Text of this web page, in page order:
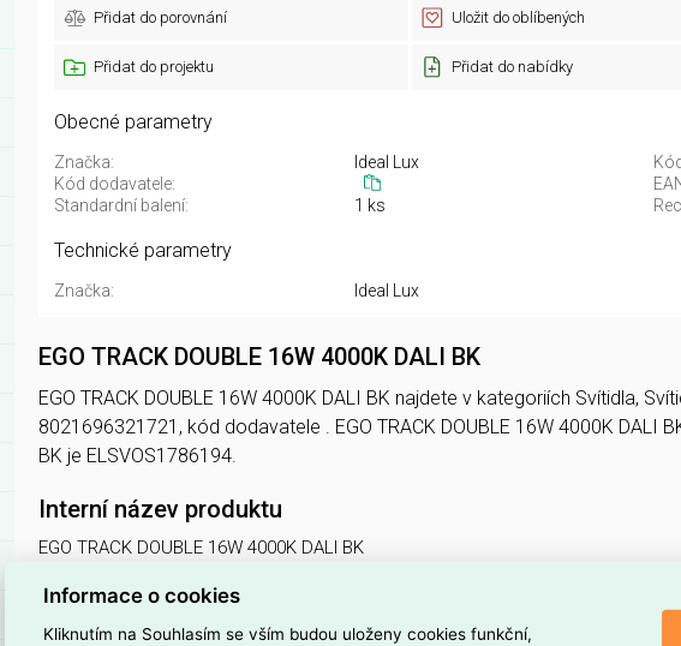
Přidat do porovnání Uložit do oblíbených
Přidat do projektu Přidat do nabídky
Obecné parametry
Značka: Ideal Lux
Kód dodavatele:
Standardní balení:
1 ks
Technické parametry
Značka: Ideal Lux
EGO TRACK DOUBLE 16W 4000K DALI BK
EGO TRACK DOUBLE 16W 4000K DALI BK najdete v kategoriích Svítidla,
8021696321721, kód dodavatele . EGO TRACK DOUBLE 16W 4000K DALI
BK je ELSVOS1786194.
Interní název produktu
EGO TRACK DOUBLE 16W 4000K DALI BK
Informace o cookies
Kliknutím na Souhlasím se vším budou uloženy cookies funkční,